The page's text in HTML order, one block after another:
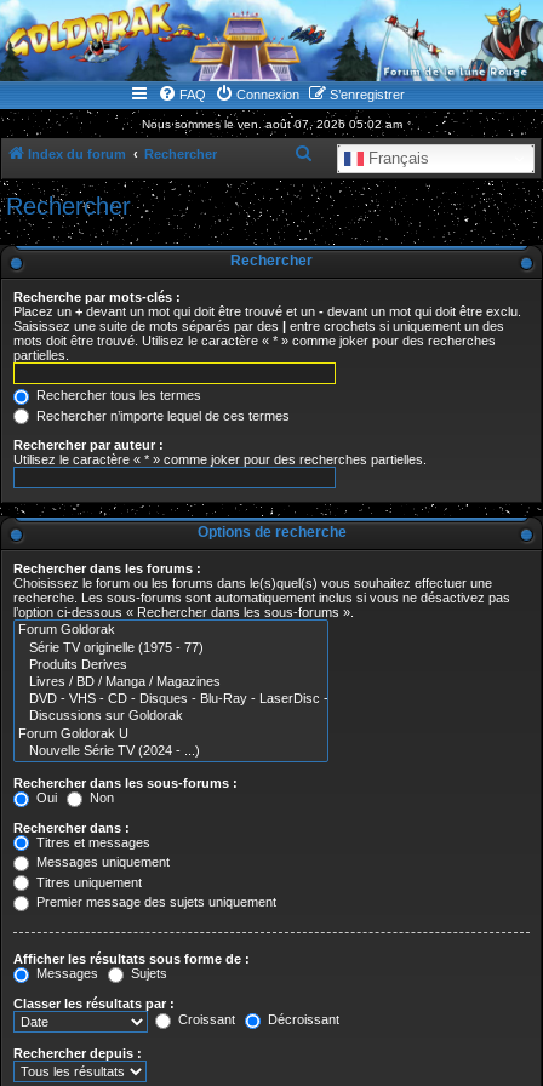
WWW.GOLDORAKGO.COM
le site de la Lune Rouge
FAQ Connexion S’enregistrer
Nous sommes le ven. août 07, 2026 05:02 am
Index du forum Rechercher Français
e
c
h
c
e
Rechercher
Rechercher
Recherche par mots-clés :
Placez un + devant un mot qui doit être trouvé et un - devant un mot qui doit être exclu.
Saisissez une suite de mots séparés par des | entre crochets si uniquement un des
mots doit être trouvé. Utilisez le caractère « * » comme joker pour des recherches
partielles.
Rechercher tous les termes
Rechercher n’importe lequel de ces termes
Rechercher par auteur :
Utilisez le caractère « * » comme joker pour des recherches partielles.
Options de recherche
Rechercher dans les forums :
Choisissez le forum ou les forums dans le(s)quel(s) vous souhaitez effectuer une
recherche. Les sous-forums sont automatiquement inclus si vous ne désactivez pas
l’option ci-dessous « Rechercher dans les sous-forums ».
Rechercher dans les sous-forums :
Oui
Non
Rechercher dans :
Titres et messages
Messages uniquement
Titres uniquement
Premier message des sujets uniquement
Afficher les résultats sous forme de :
Messages
Sujets
Classer les résultats par :
Croissant
Décroissant
Rechercher depuis :